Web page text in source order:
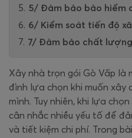
5/ Đảm bảo bảo hiểm
6/ Kiểm soát tiến độ
7/ Đảm bảo chất
Xây nhà trọn gói Gò Vấp là
đình lựa chọn khi muốn xây
mình. Tuy nhiên, khi lựa
cân nhắc nhiều yếu tố để
và tiết kiệm chi phí. Trong